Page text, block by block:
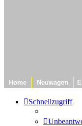
Home Neuwagen
Schnellzugriff